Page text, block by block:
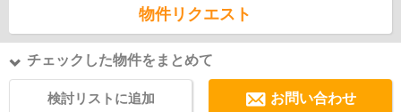
物件リクエスト
チェックした物件をまとめて
検討リストに追加 お問い合わせ